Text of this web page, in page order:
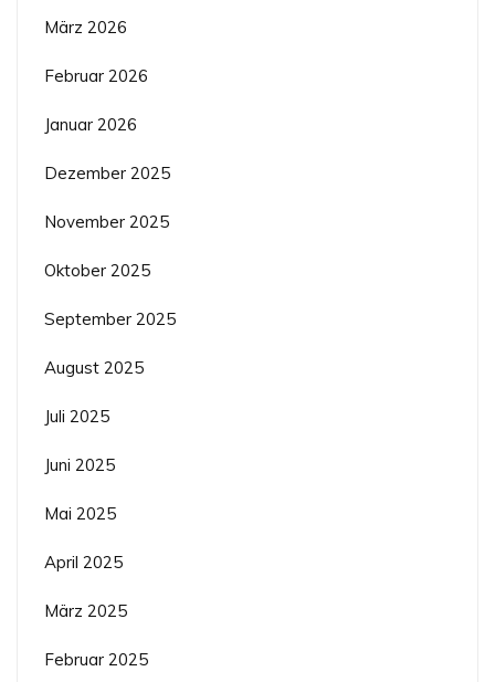
März 2026
Februar 2026
Januar 2026
Dezember 2025
November 2025
Oktober 2025
September 2025
August 2025
Juli 2025
Juni 2025
Mai 2025
April 2025
März 2025
Februar 2025